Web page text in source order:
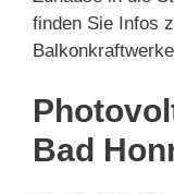
finden Sie Infos
Bad